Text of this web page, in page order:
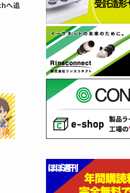
へ追